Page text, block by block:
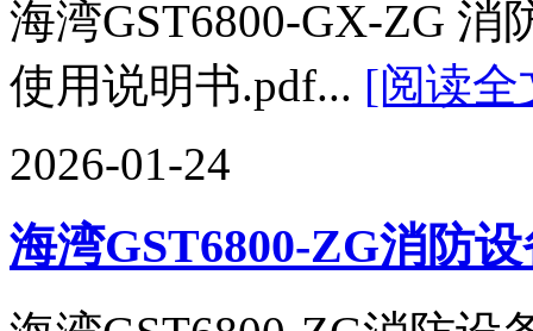
海湾GST6800-GX-ZG
使用说明书.pdf... [阅读全
2026-01-24
海湾GST6800-ZG消防